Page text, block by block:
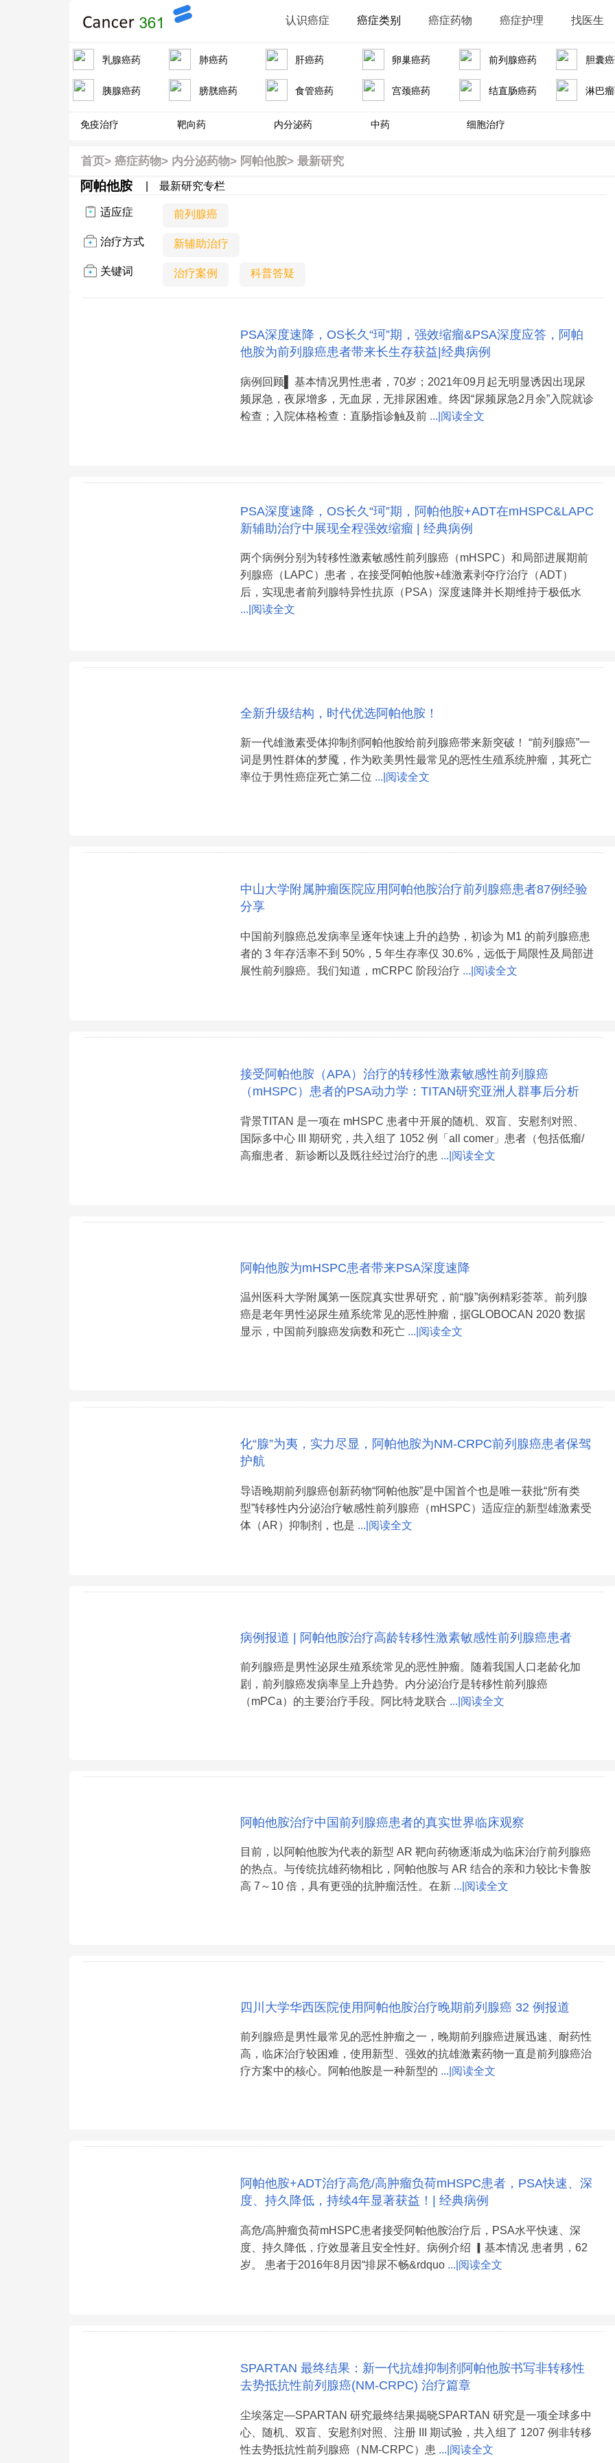
认识癌症 癌症类别 癌症药物 癌症护理 找医生
乳腺癌药 肺癌药 肝癌药 卵巢癌药 前列腺癌药 胆囊
胰腺癌药 膀胱癌药 食管癌药 宫颈癌药 结直肠癌药 淋巴
免疫治疗 靶向药 内分泌药 中药 细胞治疗
首页> 癌症药物> 内分泌药物> 阿帕他胺> 最新研究
阿帕他胺 最新研究专栏
适应症 前列腺癌
治疗方式 新辅助治疗
关键词 治疗案例 科普答疑
PSA深度速降，OS长久“珂”期，强效缩瘤&PSA深度应答，阿帕
他胺为前列腺癌患者带来长生存获益|经典病例
病例回顾▌ 基本情况男性患者，70岁；2021年09月起无明显诱因出现尿
频尿急，夜尿增多，无血尿，无排尿困难。终因“尿频尿急2月余”入院就诊
检查；入院体格检查：直肠指诊触及前 ...|阅读全文
PSA深度速降，OS长久“珂”期，阿帕他胺+ADT在mHSPC&LAPC
新辅助治疗中展现全程强效缩瘤 | 经典病例
两个病例分别为转移性激素敏感性前列腺癌（mHSPC）和局部进展期前
列腺癌（LAPC）患者，在接受阿帕他胺+雄激素剥夺疗治疗（ADT）
后，实现患者前列腺特异性抗原（PSA）深度速降并长期维持于极低水
...|阅读全文
全新升级结构，时代优选阿帕他胺！
新一代雄激素受体抑制剂阿帕他胺给前列腺癌带来新突破！ “前列腺癌”一
词是男性群体的梦魇，作为欧美男性最常见的恶性生殖系统肿瘤，其死亡
率位于男性癌症死亡第二位 ...|阅读全文
中山大学附属肿瘤医院应用阿帕他胺治疗前列腺癌患者87例经验
分享
中国前列腺癌总发病率呈逐年快速上升的趋势，初诊为 M1 的前列腺癌患
者的 3 年存活率不到 50%，5 年生存率仅 30.6%，远低于局限性及局部进
展性前列腺癌。我们知道，mCRPC 阶段治疗 ...|阅读全文
接受阿帕他胺（APA）治疗的转移性激素敏感性前列腺癌
（mHSPC）患者的PSA动力学：TITAN研究亚洲人群事后分析
背景TITAN 是一项在 mHSPC 患者中开展的随机、双盲、安慰剂对照、
国际多中心 III 期研究，共入组了 1052 例「all comer」患者（包括低瘤/
高瘤患者、新诊断以及既往经过治疗的患 ...|阅读全文
阿帕他胺为mHSPC患者带来PSA深度速降
温州医科大学附属第一医院真实世界研究，前“腺”病例精彩荟萃。前列腺
癌是老年男性泌尿生殖系统常见的恶性肿瘤，据GLOBOCAN 2020 数据
显示，中国前列腺癌发病数和死亡 ...|阅读全文
化“腺”为夷，实力尽显，阿帕他胺为NM-CRPC前列腺癌患者保驾
护航
导语晚期前列腺癌创新药物“阿帕他胺”是中国首个也是唯一获批“所有类
型”转移性内分泌治疗敏感性前列腺癌（mHSPC）适应症的新型雄激素受
体（AR）抑制剂，也是 ...|阅读全文
病例报道 | 阿帕他胺治疗高龄转移性激素敏感性前列腺癌患者
前列腺癌是男性泌尿生殖系统常见的恶性肿瘤。随着我国人口老龄化加
剧，前列腺癌发病率呈上升趋势。内分泌治疗是转移性前列腺癌
（mPCa）的主要治疗手段。阿比特龙联合 ...|阅读全文
阿帕他胺治疗中国前列腺癌患者的真实世界临床观察
目前，以阿帕他胺为代表的新型 AR 靶向药物逐渐成为临床治疗前列腺癌
的热点。与传统抗雄药物相比，阿帕他胺与 AR 结合的亲和力较比卡鲁胺
高 7～10 倍，具有更强的抗肿瘤活性。在新 ...|阅读全文
四川大学华西医院使用阿帕他胺治疗晚期前列腺癌 32 例报道
前列腺癌是男性最常见的恶性肿瘤之一，晚期前列腺癌进展迅速、耐药性
高，临床治疗较困难，使用新型、强效的抗雄激素药物一直是前列腺癌治
疗方案中的核心。阿帕他胺是一种新型的 ...|阅读全文
阿帕他胺+ADT治疗高危/高肿瘤负荷mHSPC患者，PSA快速、深
度、持久降低，持续4年显著获益！| 经典病例
高危/高肿瘤负荷mHSPC患者接受阿帕他胺治疗后，PSA水平快速、深
度、持久降低，疗效显著且安全性好。病例介绍 ▎基本情况 患者男，62
岁。 患者于2016年8月因“排尿不畅&rdquo ...|阅读全文
SPARTAN 最终结果：新一代抗雄抑制剂阿帕他胺书写非转移性
去势抵抗性前列腺癌(NM-CRPC) 治疗篇章
尘埃落定—SPARTAN 研究最终结果揭晓SPARTAN 研究是一项全球多中
心、随机、双盲、安慰剂对照、注册 III 期试验，共入组了 1207 例非转移
性去势抵抗性前列腺癌（NM-CRPC）患 ...|阅读全文